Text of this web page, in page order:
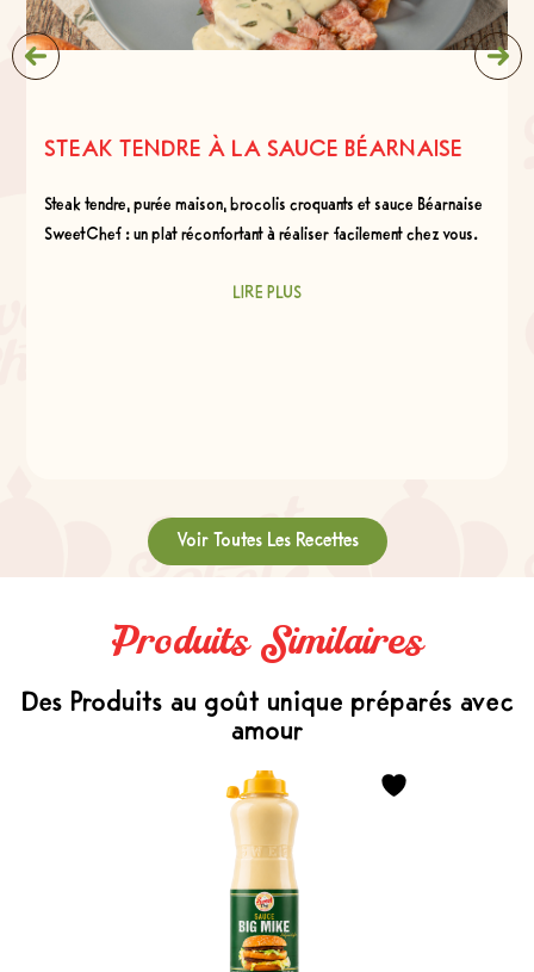
STEAK TENDRE À LA SAUCE BÉARNAISE
Steak tendre, purée maison, brocolis croquants et sauce Béarnaise
SweetChef : un plat réconfortant à réaliser facilement chez vous.
LIRE PLUS
Voir Toutes Les Recettes
Produits Similaires
Des Produits au goût unique préparés avec
amour